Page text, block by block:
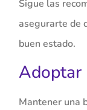
Sigue las
asegurarte de
buen estado.
Adoptar
Mantener una